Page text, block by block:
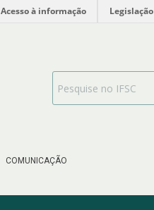
Acesso à informação Legislação
COMUNICAÇÃO
Barra de busca